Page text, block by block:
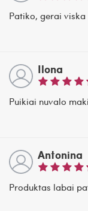
Patiko, gerai
Ilona
Puikiai nuvalo
Antonina
Produktas labai